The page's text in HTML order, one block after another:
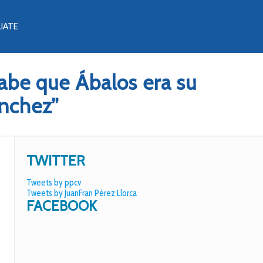
que Ábalos era su
TWITTER
Tweets by ppcv
Tweets by JuanFran Pérez Llorca
FACEBOOK